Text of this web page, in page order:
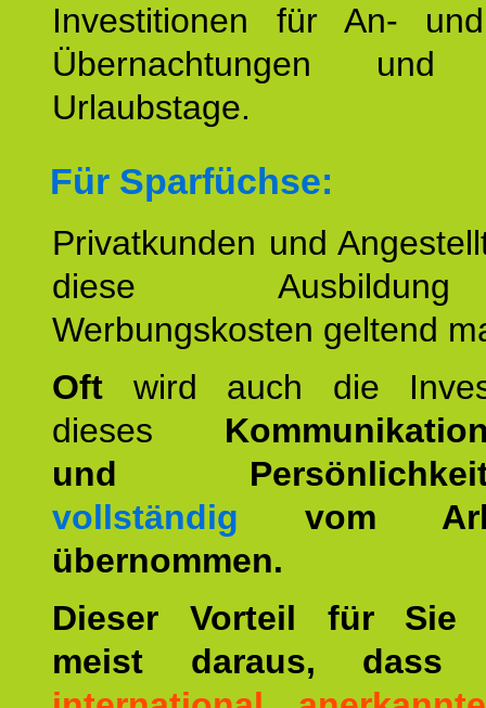
Investitionen für An-
Übernachtungen und
Urlaubstage.
Für Sparfüchse:
Privatkunden und
diese
Werbungskosten geltend
Oft wird auch die
dieses
und
vollständig vom
übernommen.
Dieser Vorteil für Sie
meist daraus,